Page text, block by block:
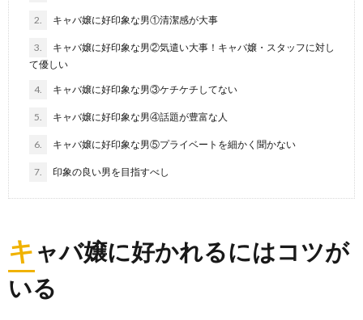
2. キャバ嬢に好印象な男①清潔感が大事
3.
キャバ嬢に好印象な男②気遣い大事！キャバ嬢・スタッフに対し
て優しい
4. キャバ嬢に好印象な男③ケチケチしてない
5. キャバ嬢に好印象な男④話題が豊富な人
6. キャバ嬢に好印象な男⑤プライベートを細かく聞かない
7. 印象の良い男を目指すべし
キ ャバ嬢に好かれるにはコツが
いる